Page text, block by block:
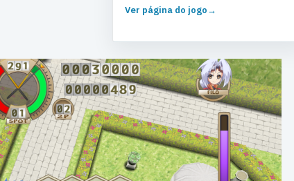
Ver página do jogo→